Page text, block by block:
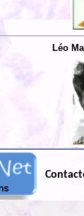
Léo